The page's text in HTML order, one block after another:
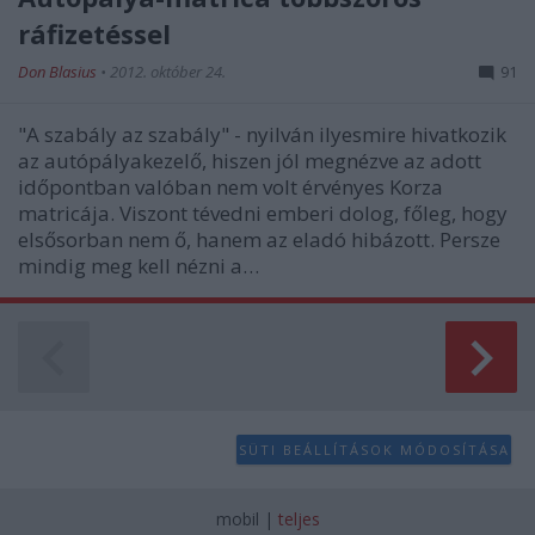
ráfizetéssel
Don Blasius • 2012. október 24. 91
"A szabály az szabály" - nyilván ilyesmire hivatkozik
az autópályakezelő, hiszen jól megnézve az adott
időpontban valóban nem volt érvényes Korza
matricája. Viszont tévedni emberi dolog, főleg, hogy
elsősorban nem ő, hanem az eladó hibázott. Persze
mindig meg kell nézni a…
SÜTI BEÁLLÍTÁSOK MÓDOSÍTÁSA
mobil | teljes